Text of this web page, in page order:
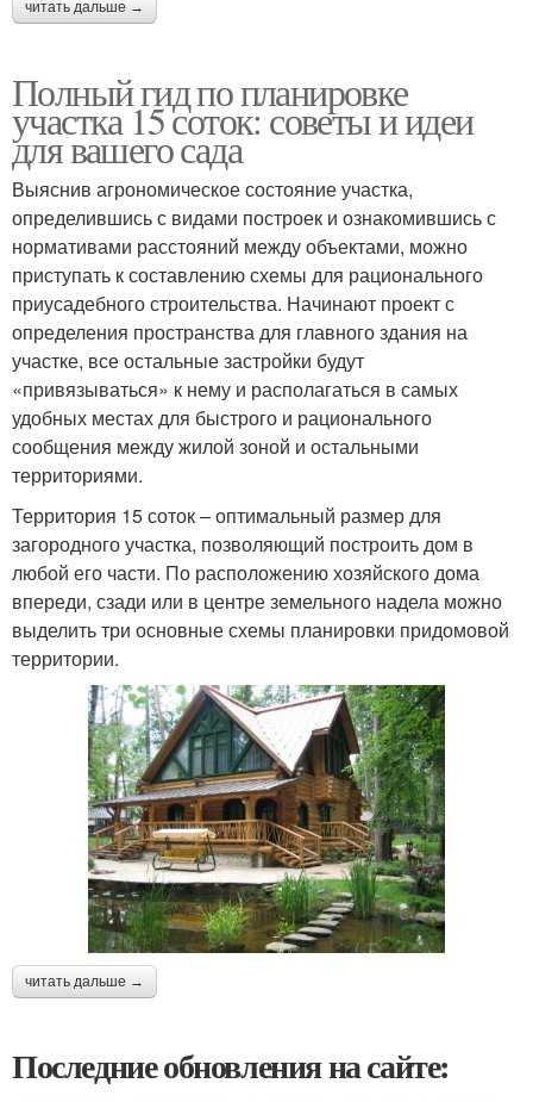
читать дальше →
Полный гид по планировке
участка 15 соток: советы и идеи
для вашего сада
Выяснив агрономическое состояние участка,
определившись с видами построек и ознакомившись с
нормативами расстояний между объектами, можно
приступать к составлению схемы для рационального
приусадебного строительства. Начинают проект с
определения пространства для главного здания на
участке, все остальные застройки будут
«привязываться» к нему и располагаться в самых
удобных местах для быстрого и рационального
сообщения между жилой зоной и остальными
территориями.
Территория 15 соток – оптимальный размер для
загородного участка, позволяющий построить дом в
любой его части. По расположению хозяйского дома
впереди, сзади или в центре земельного надела можно
выделить три основные схемы планировки придомовой
территории.
читать дальше →
Последние обновления на сайте: